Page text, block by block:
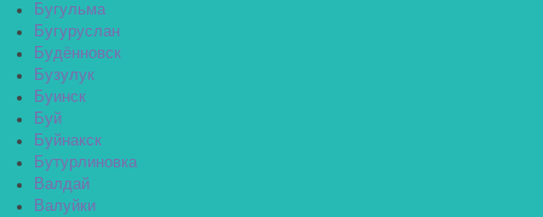
Бугульма
Бугуруслан
Будённовск
Бузулук
Буинск
Буй
Буйнакск
Бутурлиновка
Валдай
Валуйки